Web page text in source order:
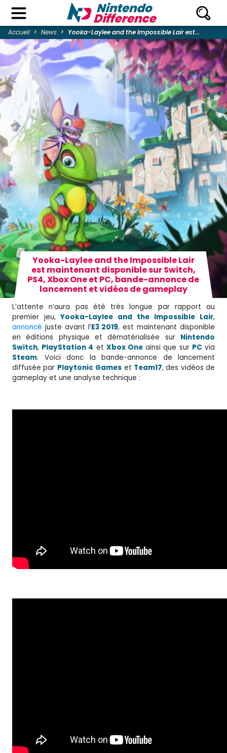
Accueil News Yooka-Laylee and the Impossible Lair est...
Yooka-Laylee and the Impossible Lair
est maintenant disponible sur Switch,
PS4, Xbox One et PC, bande-annonce de
lancement et vidéos de gameplay
L’attente n’aura pas été très longue par rapport au
premier jeu, Yooka-Laylee and the Impossible Lair,
annoncé juste avant l’E3 2019, est maintenant disponible
en éditions physique et dématérialisée sur Nintendo
Switch, PlayStation 4 et Xbox One ainsi que sur PCvia
Steam. Voici donc la bande-annonce de lancement
diffusée par Playtonic Games et Team17, des vidéos de
gameplay et une analyse technique :